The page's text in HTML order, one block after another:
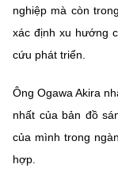
nghiệp mà còn
xác định xu hướng
cứu phát triển.
Ông Ogawa Akira
nhất của bản đồ
của mình trong
hợp.